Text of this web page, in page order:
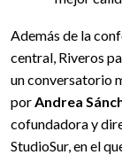
Además de la
central, Riveros
un conversatorio
por Andrea
cofundadora y
StudioSur, en el